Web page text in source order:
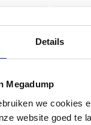
Details
Megadump
we cookies
website goed te